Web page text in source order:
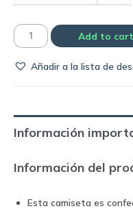
Camiseta
2006/07
Nike
quantity
Add to cart
Añadir a la lista de
Información
Información del
Esta camiseta es